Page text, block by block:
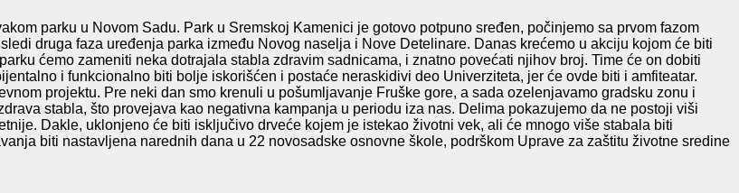
parku u Novom Sadu. Park u Sremskoj Kamenici je gotovo potpuno sređen, počinjemo sa prvom fazom
druga faza uređenja parka između Novog naselja i Nove Detelinare. Danas krećemo u akciju kojom će biti
ćemo zameniti neka dotrajala stabla zdravim sadnicama, i znatno povećati njihov broj. Time će on dobiti
i funkcionalno biti bolje iskorišćen i postaće neraskidivi deo Univerziteta, jer će ovde biti i amfiteatar.
projektu. Pre neki dan smo krenuli u pošumljavanje Fruške gore, a sada ozelenjavamo gradsku zonu i
stabla, što provejava kao negativna kampanja u periodu iza nas. Delima pokazujemo da ne postoji viši
Dakle, uklonjeno će biti isključivo drveće kojem je istekao životni vek, ali će mnogo više stabala biti
biti nastavljena narednih dana u 22 novosadske osnovne škole, podrškom Uprave za zaštitu životne sredine